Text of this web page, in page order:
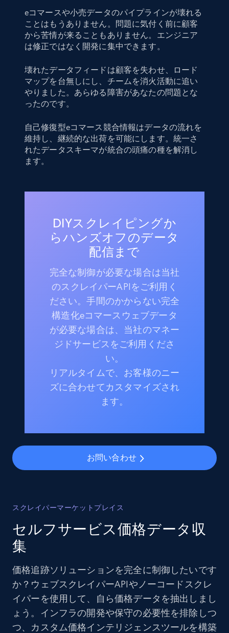
eコマースや小売データのパイプラインが壊れる
ことはもうありません。問題に気付く前に顧客
から苦情が来ることもありません。エンジニア
は修正ではなく開発に集中できます。
壊れたデータフィードは顧客を失わせ、ロード
マップを台無しにし、チームを消火活動に追い
やりました。あらゆる障害があなたの問題とな
ったのです。
自己修復型eコマース競合情報はデータの流れを
維持し、継続的な出荷を可能にします。統一さ
れたデータスキーマが統合の頭痛の種を解消し
ます。
DIYスクレイピングか
らハンズオフのデータ
配信まで
完全な制御が必要な場合は当社
のスクレイパーAPIをご利用く
ださい。手間のかからない完全
構造化eコマースウェブデータ
が必要な場合は、当社のマネー
ジドサービスをご利用くださ
い。
リアルタイムで、お客様のニー
ズに合わせてカスタマイズされ
ます。
お問い合わせ
スクレイパーマーケットプレイス
セルフサービス価格データ収
集
価格追跡ソリューションを完全に制御したいです
か？ウェブスクレイパーAPIやノーコードスクレ
イパーを使用して、自ら価格データを抽出しまし
ょう。インフラの開発や保守の必要性を排除しつ
つ、カスタム価格インテリジェンスツールを構築